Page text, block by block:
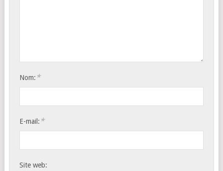
Nom: *
E-mail: *
Site web: